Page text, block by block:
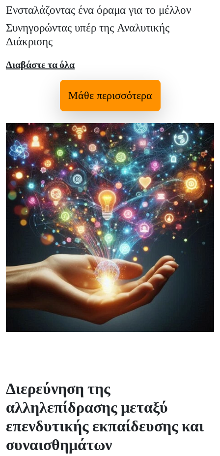
Ενσταλάζοντας ένα όραμα για το μέλλον
Συνηγορώντας υπέρ της Αναλυτικής
Διάκρισης
Διαβάστε τα όλα
Μάθε περισσότερα
Διερεύνηση της
αλληλεπίδρασης μεταξύ
επενδυτικής εκπαίδευσης και
συναισθημάτων